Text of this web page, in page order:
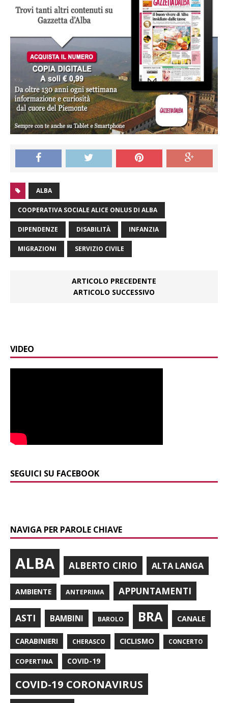
ALBA
COOPERATIVA SOCIALE ALICE ONLUS DI ALBA
DIPENDENZE DISABILITÀ INFANZIA
MIGRAZIONI SERVIZIO CIVILE
ARTICOLO PRECEDENTE
ARTICOLO SUCCESSIVO
VIDEO
SEGUICI SU FACEBOOK
NAVIGA PER PAROLE CHIAVE
ALBA ALBERTO CIRIO ALTA LANGA
AMBIENTE ANTEPRIMA APPUNTAMENTI
ASTI BAMBINI BAROLO BRA CANALE
CARABINIERI CHERASCO CICLISMO CONCERTO
COPERTINA COVID-19
COVID-19 CORONAVIRUS